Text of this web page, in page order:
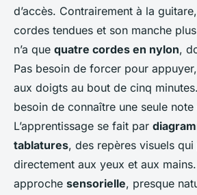
d’accès. Contrairement à la
cordes tendues et son manche
n’a que quatre cordes en nylon,
Pas besoin de forcer pour
aux doigts au bout de cinq
besoin de connaître une seule
L’apprentissage se fait par
tablatures, des repères visuels qui
directement aux yeux et aux mains.
approche sensorielle, presque